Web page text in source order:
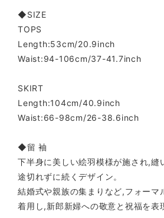
◆SIZE
TOPS
Length:53cm/20.9inch
Waist:94-106cm/37-41.7inch
SKIRT
Length:104cm/40.9inch
Waist:66-98cm/26-38.6inch
◆留 袖
下半身に美しい絵羽模様が施され,縫
途切れずに続くデザイン。
結婚式や親族の集まりなど,フォーマ
着用し,新郎新婦への敬意と祝福を表